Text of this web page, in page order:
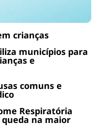
crianças
municípios para
e
comuns e
Respiratória
na maior